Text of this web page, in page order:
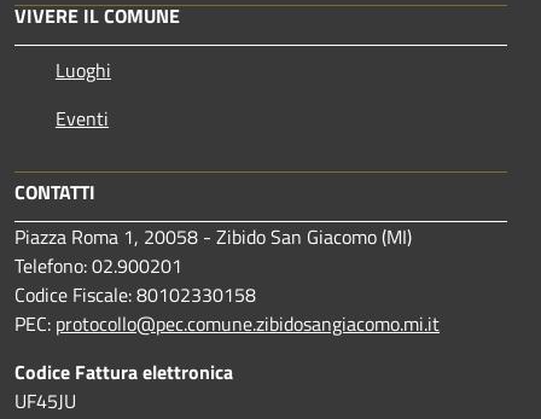
VIVERE IL COMUNE
Luoghi
Eventi
CONTATTI
Piazza Roma 1, 20058 - Zibido San Giacomo (MI)
Telefono: 02.900201
Codice Fiscale: 80102330158
PEC: protocollo@pec.comune.zibidosangiacomo.mi.it
Codice Fattura elettronica
UF45JU